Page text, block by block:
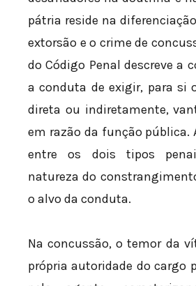
pátria reside na
extorsão e o crime de
do Código Penal descreve a
a conduta de exigir, para si
direta ou indiretamente,
em razão da função pública.
entre os dois tipos
natureza do
o alvo da conduta.
Na concussão, o temor da
própria autoridade do cargo